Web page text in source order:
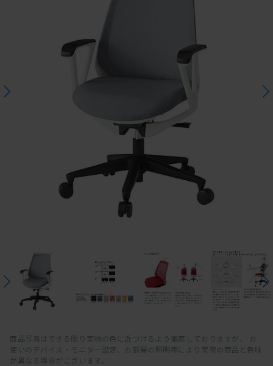
商品写真はできる限り実物の色に近づけるよう徹底しておりますが、 お
使いのデバイス・モニター設定、お部屋の照明等により実際の商品と色味
が異なる場合がございます。